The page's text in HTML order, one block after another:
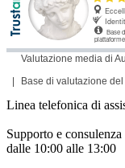
Valutazione media di
Base di valutazione
Linea telefonica di
Supporto e consulenza
dalle 10:00 alle 13:00